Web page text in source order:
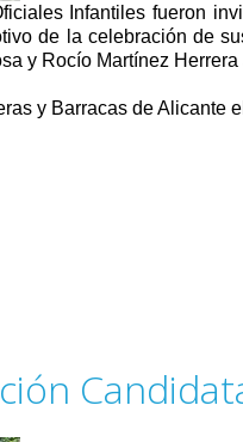
Infantiles fueron
de la celebración de
y Rocío Martínez
y Barracas de Alicante